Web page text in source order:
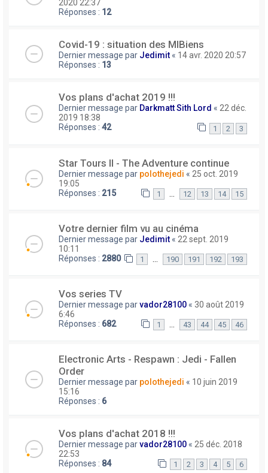
2020 22:37
Réponses : 12
Covid-19 : situation des MIBiens
Dernier message par Jedimit « 14 avr. 2020 20:57
Réponses : 13
Vos plans d'achat 2019 !!!
Dernier message par Darkmatt Sith Lord « 22 déc.
2019 18:38
Réponses : 42 1 2 3
Star Tours II - The Adventure continue
Dernier message par polothejedi « 25 oct. 2019
19:05
Réponses : 215 1 12 13 14 15
Votre dernier film vu au cinéma
Dernier message par Jedimit « 22 sept. 2019
10:11
Réponses : 2880 1 190 191 192 193
Vos series TV
Dernier message parvador28100 « 30 août 2019
6:46
Réponses : 682 1 … 43 44 45 46
Electronic Arts - Respawn : Jedi - Fallen
Order
Dernier message par polothejedi « 10 juin 2019
15:16
Réponses : 6
Vos plans d'achat 2018 !!!
Dernier message parvador28100 « 25 déc. 2018
22:53
Réponses : 84 1 2 3 4 5 6